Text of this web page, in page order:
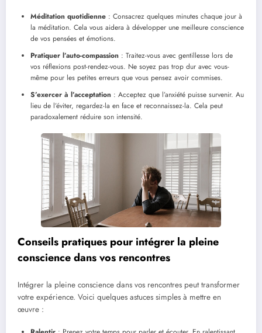
Méditation quotidienne : Consacrez quelques minutes chaque jour à
la méditation. Cela vous aidera à développer une meilleure conscience
de vos pensées et émotions.
Pratiquer l’auto-compassion : Traitez-vous avec gentillesse lors de
vos réflexions post-rendez-vous. Ne soyez pas trop dur avec vous-
même pour les petites erreurs que vous pensez avoir commises.
S’exercer à l’acceptation : Acceptez que l’anxiété puisse survenir. Au
lieu de l’éviter, regardez-la en face et reconnaissez-la. Cela peut
paradoxalement réduire son intensité.
Conseils pratiques pour intégrer la pleine
conscience dans vos rencontres
Intégrer la pleine conscience dans vos rencontres peut transformer
votre expérience. Voici quelques astuces simples à mettre en
œuvre :